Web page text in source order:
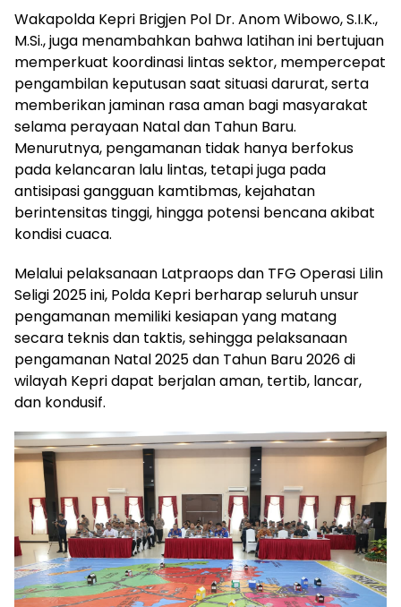
Wakapolda Kepri Brigjen Pol Dr. Anom Wibowo, S.I.K.,
M.Si., juga menambahkan bahwa latihan ini bertujuan
memperkuat koordinasi lintas sektor, mempercepat
pengambilan keputusan saat situasi darurat, serta
memberikan jaminan rasa aman bagi masyarakat
selama perayaan Natal dan Tahun Baru.
Menurutnya, pengamanan tidak hanya berfokus
pada kelancaran lalu lintas, tetapi juga pada
antisipasi gangguan kamtibmas, kejahatan
berintensitas tinggi, hingga potensi bencana akibat
kondisi cuaca.
Melalui pelaksanaan Latpraops dan TFG Operasi Lilin
Seligi 2025 ini, Polda Kepri berharap seluruh unsur
pengamanan memiliki kesiapan yang matang
secara teknis dan taktis, sehingga pelaksanaan
pengamanan Natal 2025 dan Tahun Baru 2026 di
wilayah Kepri dapat berjalan aman, tertib, lancar,
dan kondusif.